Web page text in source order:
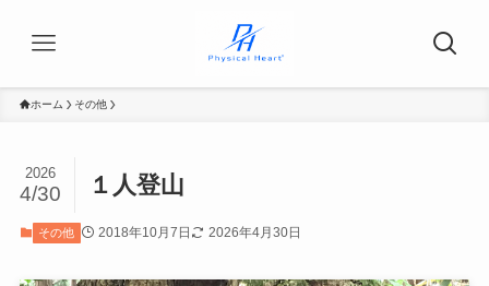
ホーム その他
１人登山
2026
4/30
その他 2018年10月7日 2026年4月30日